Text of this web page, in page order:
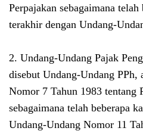
Perpajakan sebagaimana
terakhir dengan Undang-
2. Undang-Undang Pajak
disebut Undang-Undang PPh,
Nomor 7 Tahun 1983 tentang
sebagaimana telah beberapa
Undang-Undang Nomor 11